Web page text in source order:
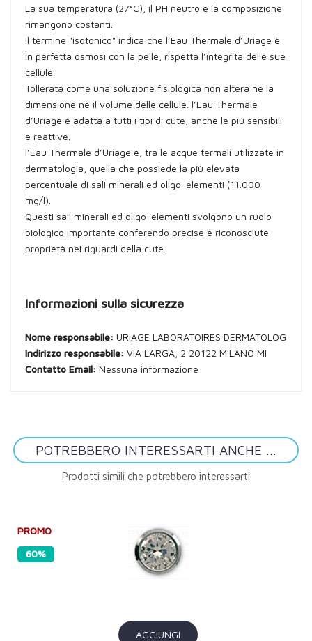
La sua temperatura (27°C), il PH neutro e la composizione
rimangono costanti.
Il termine "isotonico" indica che l’Eau Thermale d’Uriage è
in perfetta osmosi con la pelle, rispetta l’integrità delle sue
cellule.
Tollerata come una soluzione fisiologica non altera ne la
dimensione ne il volume delle cellule. l’Eau Thermale
d’Uriage è adatta a tutti i tipi di cute, anche le più sensibili
e reattive.
l’Eau Thermale d’Uriage è, tra le acque termali utilizzate in
dermatologia, quella che possiede la più elevata
percentuale di sali minerali ed oligo-elementi (11.000
mg/l).
Questi sali minerali ed oligo-elementi svolgono un ruolo
biologico importante conferendo precise e riconosciute
proprietà nei riguardi della cute.
Informazioni sulla sicurezza
Nome responsabile: URIAGE LABORATOIRES DERMATOLOG
Indirizzo responsabile: VIA LARGA, 2 20122 MILANO MI
Contatto Email: Nessuna informazione
POTREBBERO INTERESSARTI ANCHE ...
Prodotti simili che potrebbero interessarti
PROMO
60%
AGGIUNGI